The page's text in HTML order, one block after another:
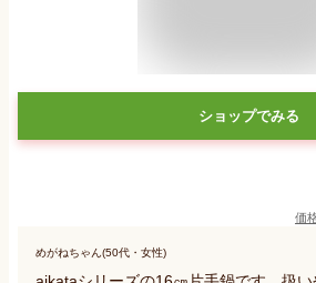
ショップでみる
価
めがねちゃん(50代・女性)